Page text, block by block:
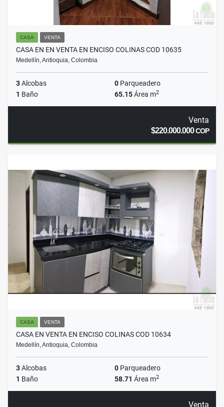
CASA VENTA
CASA EN EN VENTA EN ENCISO COLINAS COD 10635
Medellín, Antioquia, Colombia
3Alcobas 0 Parqueadero
1 Baño 65.15Área m2
Venta
$220.000.000COP
CASA VENTA
CASA EN VENTA EN ENCISO COLINAS COD 10634
Medellín, Antioquia, Colombia
3Alcobas 0 Parqueadero
1 Baño 58.71 Área m2
Venta